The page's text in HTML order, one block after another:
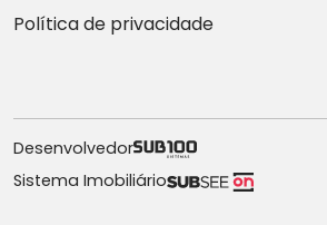
Política de privacidade
Desenvolvedor
Sistema Imobiliário